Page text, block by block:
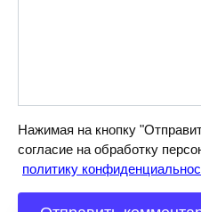
Нажимая на кнопку
согласие на обработку
политику